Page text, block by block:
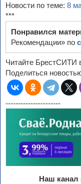
Новости по теме: 8
***
Понравился
Рекомендации» по
Читайте БрестСИТИ
Поделиться
----------------------
Наш канал